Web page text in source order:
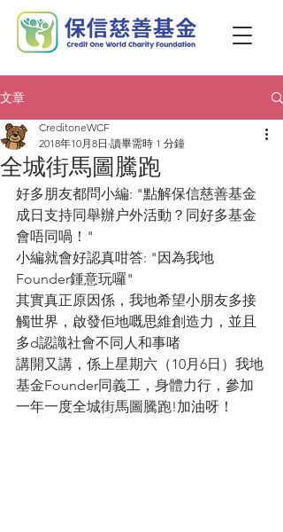
文章
全城街馬圖騰跑
CreditoneWCF
2018年10月8日 讀畢需時 1 分鐘
好多朋友都問小編: "點解保信慈善基金
成日支持同舉辦户外活動？同好多基金
會唔同喎！"
小編就會好認真咁答: "因為我地
Founder鍾意玩囉"
其實真正原因係，我地希望小朋友多接
觸世界，啟發佢地嘅思維創造力，並且
多d認識社會不同人和事啫
講開又講，係上星期六（10月6日）我地
基金Founder同義工，身體力行，參加
一年一度全城街馬圖騰跑!加油呀！